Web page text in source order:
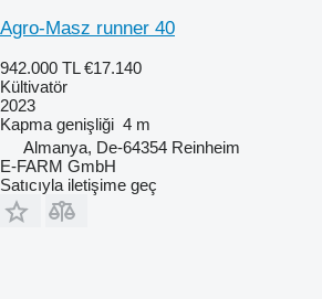
Agro-Masz runner 40
942.000 TL €17.140
Kültivatör
2023
Kapma genişliği 4 m
Almanya, De-64354 Reinheim
E-FARM GmbH
Satıcıyla iletişime geç